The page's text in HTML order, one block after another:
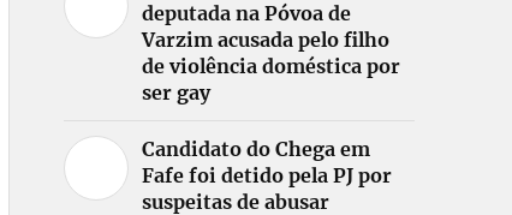
deputada na Póvoa de
Varzim acusada pelo filho
de violência doméstica por
ser gay
Candidato do Chega em
Fafe foi detido pela PJ por
suspeitas de abusar